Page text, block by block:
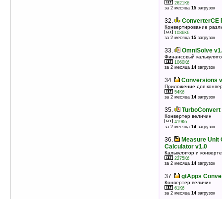
2621Кб
за 2 месяца 15 загрузок
32. ConverterCE
Конвертирование
1036Кб
за 2 месяца 15 загрузок
33. OmniSolve
Финансовый
1060Кб
за 2 месяца 14 загрузок
34. Conversions
Приложение для
54Кб
за 2 месяца 14 загрузок
35. TurboConvert
Конвертер величин
419Кб
за 2 месяца 14 загрузок
36.
Measure Unit
Calculator v1.0
Калькулятор и
2275Кб
за 2 месяца 14 загрузок
37. gtApps
Конвертер величин
61Кб
за 2 месяца 14 загрузок